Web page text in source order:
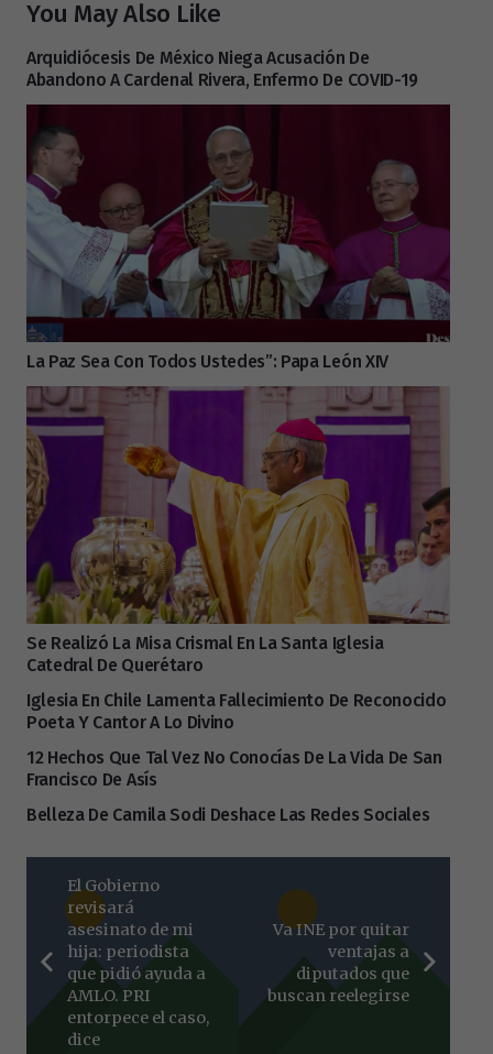
You May Also Like
Arquidiócesis De México Niega Acusación De
Abandono A Cardenal Rivera, Enfermo De COVID-19
La Paz Sea Con Todos Ustedes”: Papa León XIV
Se Realizó La Misa Crismal En La Santa Iglesia
Catedral De Querétaro
Iglesia En Chile Lamenta Fallecimiento De Reconocido
Poeta Y Cantor A Lo Divino
12 Hechos Que Tal Vez No Conocías De La Vida De San
Francisco De Asís
Belleza De Camila Sodi Deshace Las Redes Sociales
El Gobierno
revisará
asesinato de mi
hija: periodista
que pidió ayuda a
AMLO. PRI
entorpece el caso,
dice
Va INE por quitar
ventajas a
diputados que
buscan reelegirse